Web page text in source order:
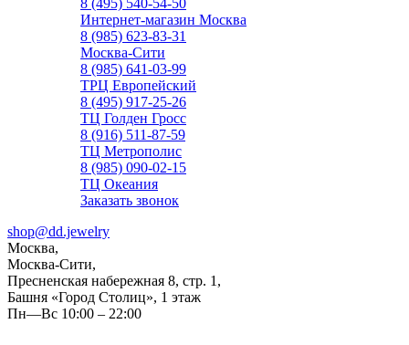
8 (495) 540-54-50
Интернет-магазин Москва
8 (985) 623-83-31
Москва-Сити
8 (985) 641-03-99
ТРЦ Европейский
8 (495) 917-25-26
ТЦ Голден Гросс
8 (916) 511-87-59
ТЦ Метрополис
8 (985) 090-02-15
ТЦ Океания
Заказать звонок
shop@dd.jewelry
Москва,
Москва-Сити,
Пресненская набережная 8, стр. 1,
Башня «Город Столиц», 1 этаж
Пн—Вс 10:00 – 22:00